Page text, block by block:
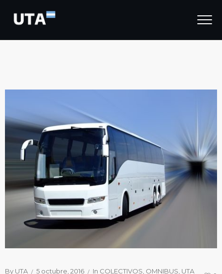
By UTA 5 octubre, 2016 In COLECTIVOS OMNIBUS UTA